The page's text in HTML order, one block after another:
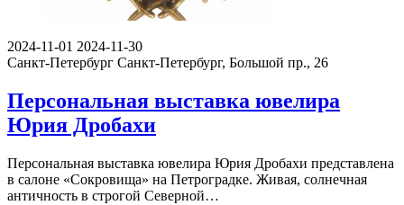
2024-11-01 2024-11-30
Санкт-Петербург Санкт-Петербург, Большой пр., 26
Персональная выставка ювелира
Юрия Дробахи
Персональная выставка ювелира Юрия Дробахи представлена
в салоне «Сокровища» на Петроградке. Живая, солнечная
античность в строгой Северной…